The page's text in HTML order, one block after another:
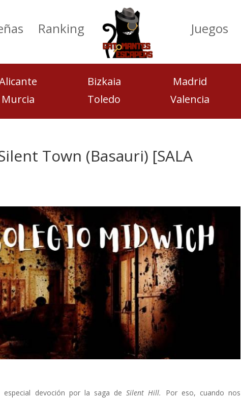
Ranking Juegos
Murcia
Bizkaia
Toledo
Madrid
Valencia
Town (Basauri) [SALA
especial devoción por la saga deSilent Hill.
Por eso, cuando nos